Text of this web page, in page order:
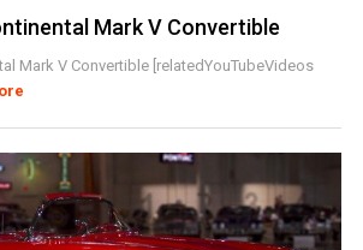
Mark V Convertible
Mark V Convertible [relatedYouTubeVideos